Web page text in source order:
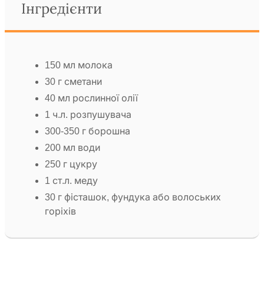
Інгредієнти
150 мл молока
30 г сметани
40 мл рослинної олії
1 ч.л. розпушувача
300-350 г борошна
200 мл води
250 г цукру
1 ст.л. меду
30 г фісташок, фундука або волоських
горіхів